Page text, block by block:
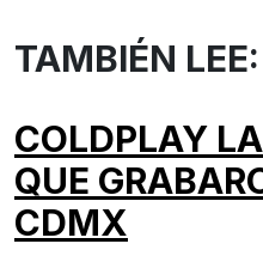
TAMBIÉN LEE:
COLDPLAY
QUE
CDMX